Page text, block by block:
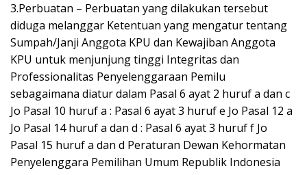
3.Perbuatan – Perbuatan yang dilakukan tersebut
diduga melanggar Ketentuan yang mengatur tentang
Sumpah/Janji Anggota KPU dan Kewajiban Anggota
KPU untuk menjunjung tinggi Integritas dan
Professionalitas Penyelenggaraan Pemilu
sebagaimana diatur dalam Pasal 6 ayat 2 huruf a dan c
Jo Pasal 10 huruf a : Pasal 6 ayat 3 huruf e Jo Pasal 12 a
Jo Pasal 14 huruf a dan d : Pasal 6 ayat 3 huruf f Jo
Pasal 15 huruf a dan d Peraturan Dewan Kehormatan
Penyelenggara Pemilihan Umum Republik Indonesia